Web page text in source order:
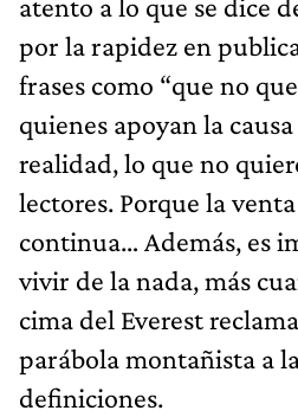
por la rapidez en
frases como “que no
quienes apoyan la
realidad, lo que no
lectores. Porque la
continua… Además, es
vivir de la nada, más
cima del Everest
parábola montañista a
definiciones.